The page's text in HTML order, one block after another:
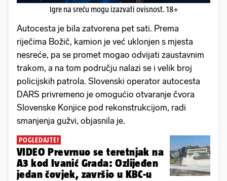
Igre na sreću mogu izazvati ovisnost. 18+
Autocesta je bila zatvorena pet sati. Prema
riječima Božič, kamion je već uklonjen s mjesta
nesreće, pa se promet mogao odvijati zaustavnim
trakom, a na tom području nalazi se i velik broj
policijskih patrola. Slovenski operator autocesta
DARS privremeno je omogućio otvaranje čvora
Slovenske Konjice pod rekonstrukcijom, radi
smanjenja gužvi, objasnila je.
POGLEDAJTE!
VIDEO Prevrnuo se teretnjak na
A3 kod Ivanić Grada: Ozlijeđen
jedan čovjek, završio u KBC-u